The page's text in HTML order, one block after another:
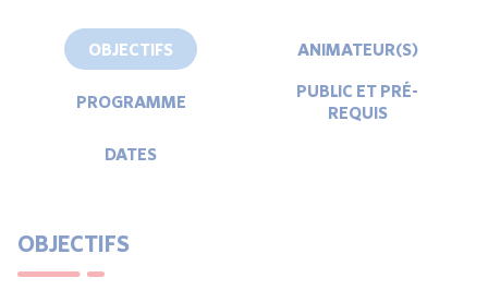
OBJECTIFS ANIMATEUR(S)
PROGRAMME
PUBLIC ET PRÉ-
REQUIS
DATES
OBJECTIFS